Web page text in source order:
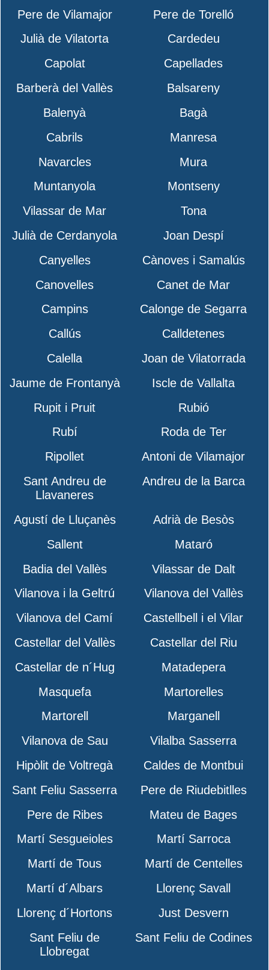
Pere de Vilamajor
Pere de Torelló
Julià de Vilatorta
Cardedeu
Capolat
Capellades
Barberà del Vallès
Balsareny
Balenyà
Bagà
Cabrils
Manresa
Navarcles
Mura
Muntanyola
Montseny
Vilassar de Mar
Tona
Julià de Cerdanyola
Joan Despí
Canyelles
Cànoves i Samalús
Canovelles
Canet de Mar
Campins
Calonge de Segarra
Callús
Calldetenes
Calella
Joan de Vilatorrada
Jaume de Frontanyà
Iscle de Vallalta
Rupit i Pruit
Rubió
Rubí
Roda de Ter
Ripollet
Antoni de Vilamajor
Sant Andreu de
Llavaneres
Andreu de la Barca
Agustí de Lluçanès
Adrià de Besòs
Sallent
Mataró
Badia del Vallès
Vilassar de Dalt
Vilanova i la Geltrú
Vilanova del Vallès
Vilanova del Camí
Castellbell i el Vilar
Castellar del Vallès
Castellar del Riu
Castellar de n´Hug
Matadepera
Masquefa
Martorelles
Martorell
Marganell
Vilanova de Sau
Vilalba Sasserra
Hipòlit de Voltregà
Caldes de Montbui
Sant Feliu Sasserra
Pere de Riudebitlles
Pere de Ribes
Mateu de Bages
Martí Sesgueioles
Martí Sarroca
Martí de Tous
Martí de Centelles
Martí d´Albars
Llorenç Savall
Llorenç d´Hortons
Just Desvern
Sant Feliu de
Llobregat
Sant Feliu de Codines